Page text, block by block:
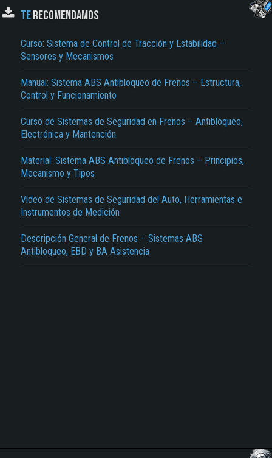
Giros Rápidos y Contravolantazos, Situaciones Habituales, Cambio de Carril con
Frenazo Brusco, Posibilidad de Giro, Largas Secuencias de Giros, Salida del
TERECOMENDAMOS
Curso: Sistema de Control de Tracción y Estabilidad –
Sensores y Mecanismos
Manual: Sistema ABS Antibloqueo de Frenos – Estructura,
Control y Funcionamiento
Curso de Sistemas de Seguridad en Frenos – Antibloqueo,
Electrónica y Mantención
Material: Sistema ABS Antibloqueo de Frenos – Principios,
Mecanismo y Tipos
Vídeo de Sistemas de Seguridad del Auto, Herramientas e
Instrumentos de Medición
Descripción General de Frenos – Sistemas ABS
Antibloqueo, EBD y BA Asistencia
El Título es incorrecto según el contenido.
No carga o no se visualiza el contenido.
Reportar otro tipo de error...